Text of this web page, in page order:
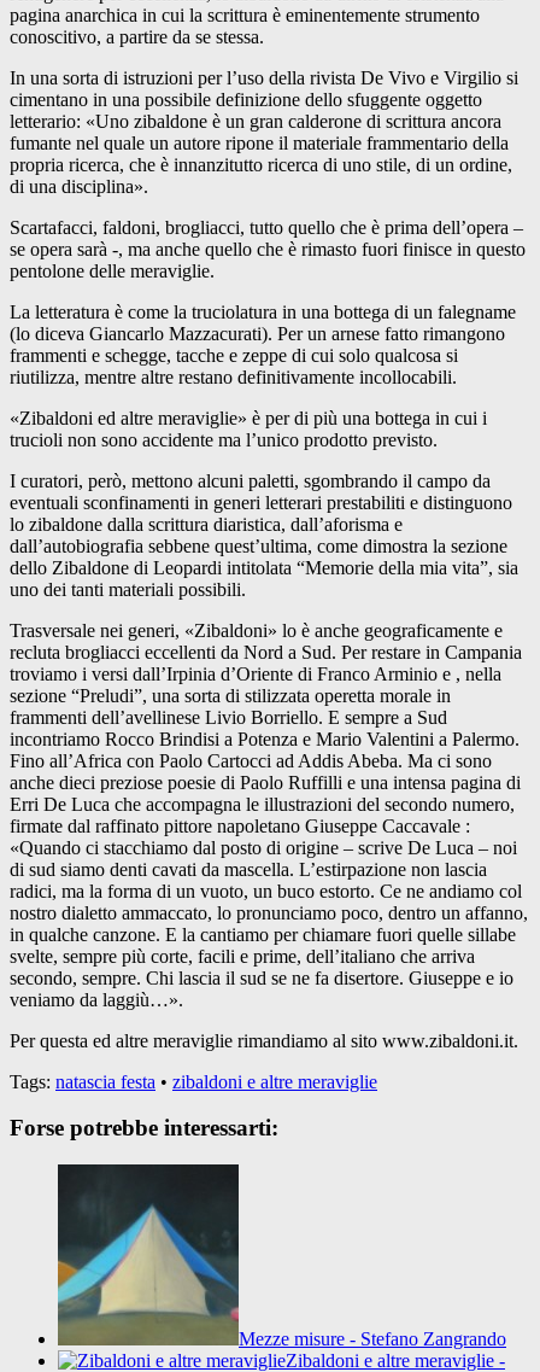
pagina anarchica in cui la scrittura è eminentemente strumento
conoscitivo, a partire da se stessa.
In una sorta di istruzioni per l’uso della rivista De Vivo e Virgilio si
cimentano in una possibile definizione dello sfuggente oggetto
letterario: «Uno zibaldone è un gran calderone di scrittura ancora
fumante nel quale un autore ripone il materiale frammentario della
propria ricerca, che è innanzitutto ricerca di uno stile, di un ordine,
di una disciplina».
Scartafacci, faldoni, brogliacci, tutto quello che è prima dell’opera –
se opera sarà -, ma anche quello che è rimasto fuori finisce in questo
pentolone delle meraviglie.
La letteratura è come la truciolatura in una bottega di un falegname
(lo diceva Giancarlo Mazzacurati). Per un arnese fatto rimangono
frammenti e schegge, tacche e zeppe di cui solo qualcosa si
riutilizza, mentre altre restano definitivamente incollocabili.
«Zibaldoni ed altre meraviglie» è per di più una bottega in cui i
trucioli non sono accidente ma l’unico prodotto previsto.
I curatori, però, mettono alcuni paletti, sgombrando il campo da
eventuali sconfinamenti in generi letterari prestabiliti e distinguono
lo zibaldone dalla scrittura diaristica, dall’aforisma e
dall’autobiografia sebbene quest’ultima, come dimostra la sezione
dello Zibaldone di Leopardi intitolata “Memorie della mia vita”, sia
uno dei tanti materiali possibili.
Trasversale nei generi, «Zibaldoni» lo è anche geograficamente e
recluta brogliacci eccellenti da Nord a Sud. Per restare in Campania
troviamo i versi dall’Irpinia d’Oriente di Franco Arminio e , nella
sezione “Preludi”, una sorta di stilizzata operetta morale in
frammenti dell’avellinese Livio Borriello. E sempre a Sud
incontriamo Rocco Brindisi a Potenza e Mario Valentini a Palermo.
Fino all’Africa con Paolo Cartocci ad Addis Abeba. Ma ci sono
anche dieci preziose poesie di Paolo Ruffilli e una intensa pagina di
Erri De Luca che accompagna le illustrazioni del secondo numero,
firmate dal raffinato pittore napoletano Giuseppe Caccavale :
«Quando ci stacchiamo dal posto di origine – scrive De Luca – noi
di sud siamo denti cavati da mascella. L’estirpazione non lascia
radici, ma la forma di un vuoto, un buco estorto. Ce ne andiamo col
nostro dialetto ammaccato, lo pronunciamo poco, dentro un affanno,
in qualche canzone. E la cantiamo per chiamare fuori quelle sillabe
svelte, sempre più corte, facili e prime, dell’italiano che arriva
secondo, sempre. Chi lascia il sud se ne fa disertore. Giuseppe e io
veniamo da laggiù…».
Per questa ed altre meraviglie rimandiamo al sito www.zibaldoni.it.
Tags: natascia festa • zibaldoni e altre meraviglie
Forse potrebbe interessarti:
Mezze misure - Stefano Zangrando
Zibaldoni e altre meraviglie -